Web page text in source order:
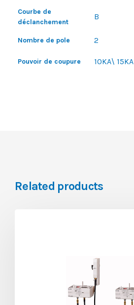
Courbe de
déclanchement
B
Nombre de pole 2
Pouvoir de coupure 10KA\ 15KA
Related products